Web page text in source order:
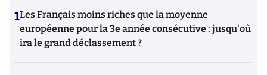
1Les Français moins riches que la moyenne
européenne pour la 3e année consécutive : jusqu'où
ira le grand déclassement ?